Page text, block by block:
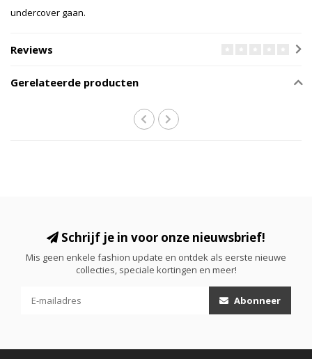
undercover gaan.
Reviews
Gerelateerde producten
Schrijf je in voor onze nieuwsbrief!
Mis geen enkele fashion update en ontdek als eerste nieuwe
collecties, speciale kortingen en meer!
Abonneer